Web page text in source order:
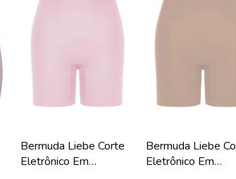
Bermuda Liebe Corte
Eletrônico Em
Bermuda Liebe
Eletrônico Em